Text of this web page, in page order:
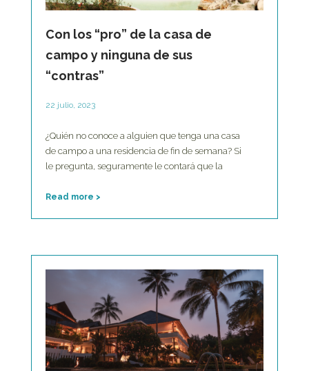
Con los “pro” de la casa de
campo y ninguna de sus
“contras”
22 julio, 2023
¿Quién no conoce a alguien que tenga una casa
de campo a una residencia de fin de semana? Si
le pregunta, seguramente le contará que la
Read more >